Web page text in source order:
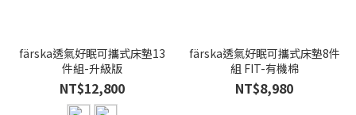
färska透氣好眠可攜式床墊13
件組-升級版
NT$12,800
färska透氣好眠可攜式床墊8件
組 FIT-有機棉
NT$8,980